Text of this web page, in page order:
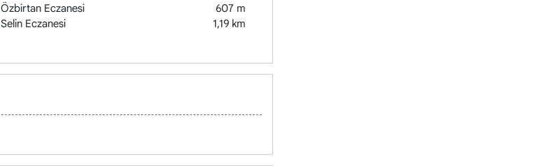
Özbirtan Eczanesi
607 m
Selin Eczanesi
1,19 km